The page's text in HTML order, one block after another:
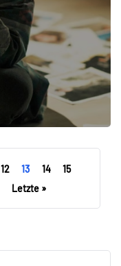
12 13 14
15
Letzte »